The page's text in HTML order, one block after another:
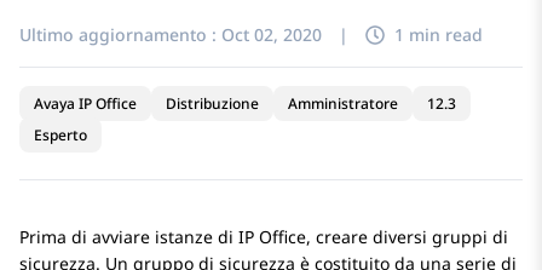
Ultimo aggiornamento : Oct 02, 2020 | 1 min read
Avaya IP Office Distribuzione Amministratore
12.3
Esperto
Prima di avviare istanze di IP Office, creare diversi gruppi di
sicurezza. Un gruppo di sicurezza è costituito da una serie di